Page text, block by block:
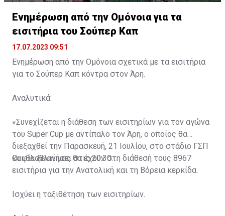
Ενημέρωση από την Ομόνοια για τα
εισιτήρια του Σούπερ Καπ
17.07.2023 09:51
Ενημέρωση από την Ομόνοια σχετικά με τα εισιτήρια
για το Σούπερ Καπ κόντρα στον Άρη.
Αναλυτικά:
«Συνεχίζεται η διάθεση των εισιτηρίων για τον αγώνα
του Super Cup με αντίπαλο τον Άρη, ο οποίος θα
διεξαχθεί την Παρασκευή, 21 Ιουλίου, στο στάδιο ΓΣΠ
και θα ξεκινήσει στις 20:30.
Οι φίλαθλοί μας θα έχουν στη διάθεσή τους 8967
εισιτήρια για την Ανατολική και τη Βόρεια κερκίδα.
Ισχύει η ταξιθέτηση των εισιτηρίων.